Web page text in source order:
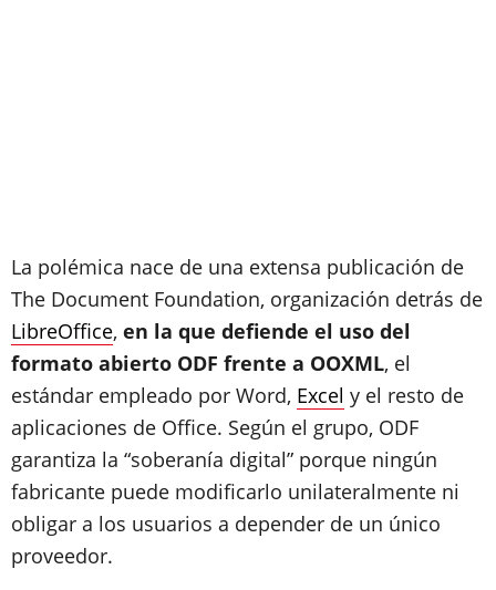
La polémica nace de una extensa publicación de
The Document Foundation, organización detrás de
LibreOffice, en la que defiende el uso del
formato abierto ODF frente a OOXML, el
estándar empleado por Word, Excel y el resto de
aplicaciones de Office. Según el grupo, ODF
garantiza la “soberanía digital” porque ningún
fabricante puede modificarlo unilateralmente ni
obligar a los usuarios a depender de un único
proveedor.